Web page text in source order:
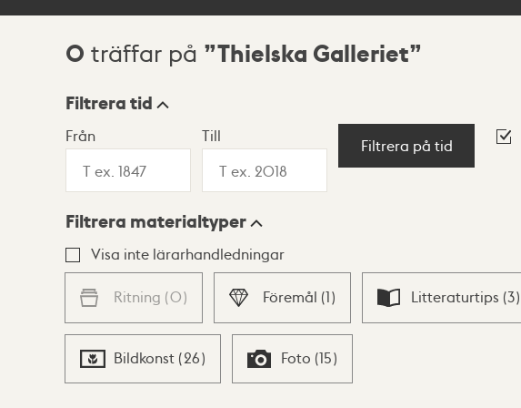
Sökresultat
0 träffar på Thielska Galleriet
Visningsläge
Lista Karta
Filtrera tid
Från Till
Filtrera på tid
Filtrera materialtyper
Visa inte lärarhandledningar
Ritning (0) Föremål (1) Litteraturtips (3)
Bildkonst (26) Foto (15)